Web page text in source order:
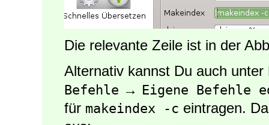
Die relevante Zeile ist in der
Alternativ kannst Du auch unter
Befehle → Eigene Befehle
für makeindex -c eintragen.